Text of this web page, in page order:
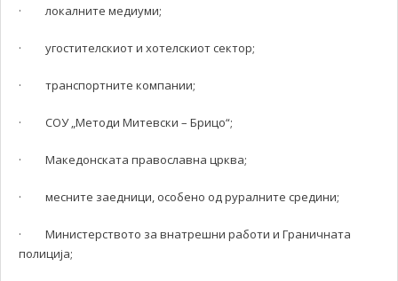
· локалните медиуми;
· угостителскиот и хотелскиот сектор;
· транспортните компании;
· СОУ „Методи Митевски – Брицо“;
· Македонската православна црква;
· месните заедници, особено од руралните средини;
· Министерството за внатрешни работи и Граничната
полиција;